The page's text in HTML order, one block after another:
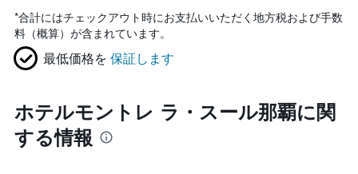
*合計にはチェックアウト時にお支払いいただく地方税および手数
料（概算）が含まれています。
最低価格を 保証します
ホテルモントレ ラ・スール那覇に関
する情報